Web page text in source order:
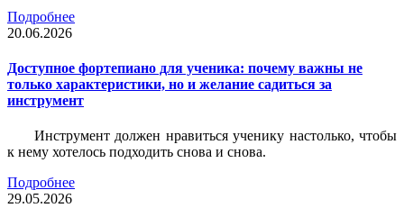
Подробнее
20.06.2026
Доступное фортепиано для ученика: почему важны не
только характеристики, но и желание садиться за
инструмент
Инструмент должен нравиться ученику настолько, чтобы
к нему хотелось подходить снова и снова.
Подробнее
29.05.2026